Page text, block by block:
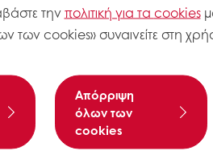
τηνπολιτική για τα cookies
των cookies» συναινείτε στη
Aπόρριψη
όλων των
cookies